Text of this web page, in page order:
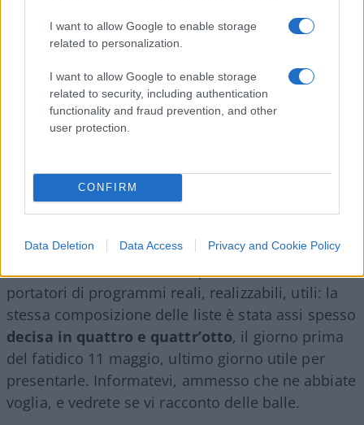
I want to allow Google to enable storage
related to personalization.
I want to allow Google to enable storage
related to security, including authentication
functionality and fraud prevention, and other
user protection.
CONFIRM
Data Deletion Data Access Privacy and Cookie Policy
magari messo lì a riempire la lista solo perché di
sesso femminile (in osservanza della norma sulla
parità di genere)? Sono gli effetti di meccanismi
elettorali complessi e talvolta bizzarri, e questa
volta anche gli addetti ai lavori, regolamento alla
mano, sono stupiti di certi risultati che paiono
I riempilista
V’è un altro elemento che conferma la tendenza
portatori di programmi reali, realizzabili, utili: la
stessa composizione delle liste è stata assi spesso
decisa in quattro e quattr’otto, il giorno prima
del fatidico 11 maggio, ultimo giorno utile per
presentarle. Informatevi, ammesso che ne abbiate
voglia, e vedrete se vi racconto delle balle.